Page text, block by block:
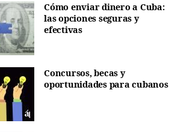
Cómo enviar dinero a Cuba:
las opciones seguras y
efectivas
Concursos, becas y
oportunidades para cubanos